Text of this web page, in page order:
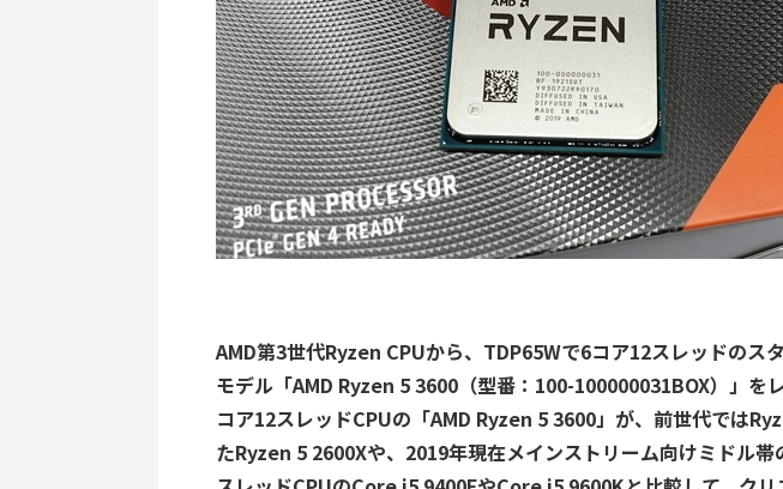
AMD第3世代Ryzen CPUから、TDP65Wで6コア12スレッドのス
モデル「AMD Ryzen 5 3600（型番：100-100000031BOX）」を
コア12スレッドCPUの「AMD Ryzen 5 3600」が、前世代では
たRyzen 5 2600Xや、2019年現在メインストリーム向けミドル